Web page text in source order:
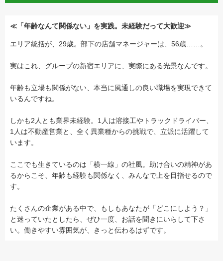
≪「年齢なんて関係ない」を実践。未経験だって大歓迎≫
エリア統括が、29歳。部下の店舗マネージャーは、56歳……。
実はこれ、グループの新宿エリアに、実際にある光景なんです。
年齢も立場も関係がない、本当に風通しの良い職場を実現できて
いるんですね。
しかも2人とも業界未経験。1人は溶接工やトラックドライバー、
1人は不動産営業と、全く異業種からの挑戦で、立派に活躍して
います。
ここでも生きているのは「横一線」の社風。助け合いの精神があ
るからこそ、年齢も経験も関係なく、みんなで上を目指せるので
す。
たくさんの企業がある中で、もしもあなたが「どこにしよう？」
と迷っていたとしたら、ぜひ一度、お話を聞きにいらして下さ
い。働きやすい雰囲気が、きっと伝わるはずです。